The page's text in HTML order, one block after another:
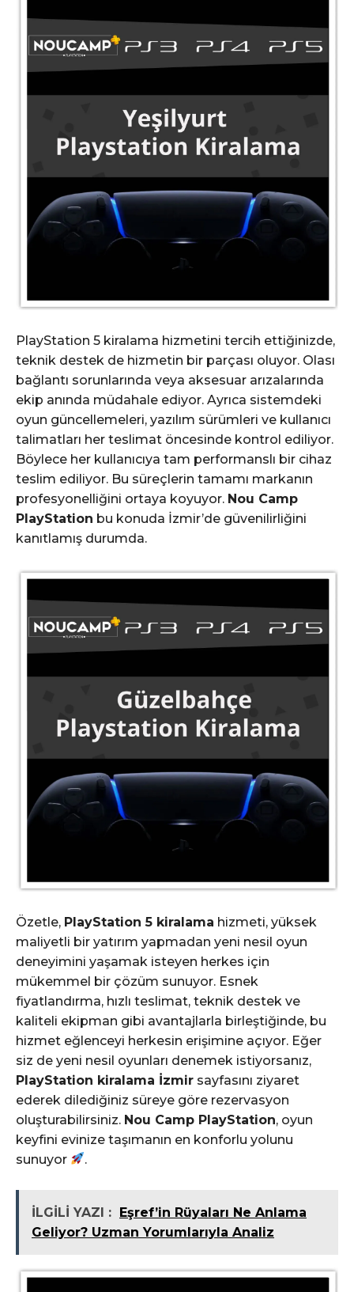
PlayStation 5 kiralama hizmetini tercih ettiğinizde,
teknik destek de hizmetin bir parçası oluyor. Olası
bağlantı sorunlarında veya aksesuar arızalarında
ekip anında müdahale ediyor. Ayrıca sistemdeki
oyun güncellemeleri, yazılım sürümleri ve kullanıcı
talimatları her teslimat öncesinde kontrol ediliyor.
Böylece her kullanıcıya tam performanslı bir cihaz
teslim ediliyor. Bu süreçlerin tamamı markanın
profesyonelliğini ortaya koyuyor. Nou Camp
PlayStation bu konuda İzmir’de güvenilirliğini
kanıtlamış durumda.
Özetle, PlayStation 5 kiralama hizmeti, yüksek
maliyetli bir yatırım yapmadan yeni nesil oyun
deneyimini yaşamak isteyen herkes için
mükemmel bir çözüm sunuyor. Esnek
fiyatlandırma, hızlı teslimat, teknik destek ve
kaliteli ekipman gibi avantajlarla birleştiğinde, bu
hizmet eğlenceyi herkesin erişimine açıyor. Eğer
siz de yeni nesil oyunları denemek istiyorsanız,
PlayStation kiralama İzmir sayfasını ziyaret
ederek dilediğiniz süreye göre rezervasyon
oluşturabilirsiniz. Nou Camp PlayStation, oyun
keyfini evinize taşımanın en konforlu yolunu
sunuyor
.
İLGİLİ YAZI : Eşref’in Rüyaları Ne Anlama
Geliyor? Uzman Yorumlarıyla Analiz